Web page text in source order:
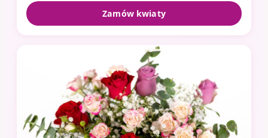
Zamów kwiaty